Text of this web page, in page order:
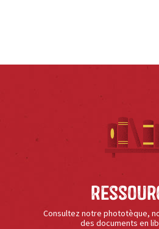
Consultez notre phototèque,
des documents en